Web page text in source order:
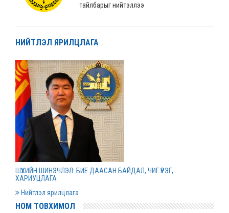
тайлбарыг нийтэллээ
“Монгол Улсын хөгжлийн банк” ХХК-ийн
Дээд шүүхийн нийт шүүгчийн хуралдаан болов
Нээлттэй ажлын байрны зар
2022 оны 03 сарын 31
НИЙТЛЭЛ ЯРИЛЦЛАГА
ШҮҮХИЙН ШИНЭЧЛЭЛ: БИЕ ДААСАН БАЙДАЛ, ЧИГ ҮҮРЭГ,
ХАРИУЦЛАГА
Нийтлэл ярилцлага
НОМ ТОВХИМОЛ